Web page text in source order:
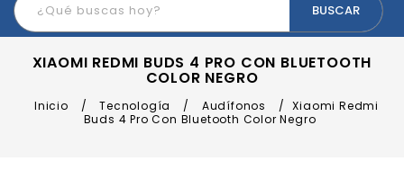
XIAOMI REDMI BUDS 4 PRO CON BLUETOOTH
COLOR NEGRO
Inicio / Tecnología / Audífonos /
Xiaomi Redmi
Buds 4 Pro Con Bluetooth Color Negro